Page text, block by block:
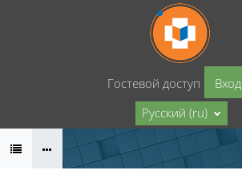
Перейти к основному содержанию
Гостевой доступ
Вход
Русский ‎(ru)‎